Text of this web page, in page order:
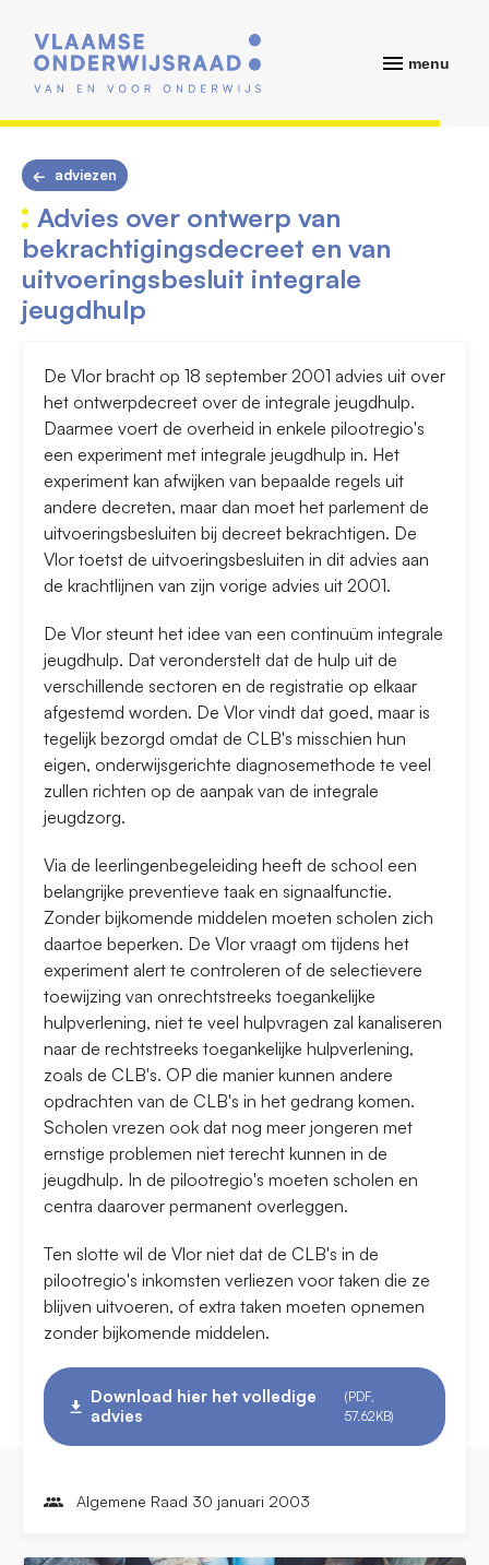
menu
adviezen
Advies over ontwerp van
bekrachtigingsdecreet en van
uitvoeringsbesluit integrale
jeugdhulp
De Vlor bracht op 18 september 2001 advies uit over
het ontwerpdecreet over de integrale jeugdhulp.
Daarmee voert de overheid in enkele pilootregio's
een experiment met integrale jeugdhulp in. Het
experiment kan afwijken van bepaalde regels uit
andere decreten, maar dan moet het parlement de
uitvoeringsbesluiten bij decreet bekrachtigen. De
Vlor toetst de uitvoeringsbesluiten in dit advies aan
de krachtlijnen van zijn vorige advies uit 2001.
De Vlor steunt het idee van een continuüm integrale
jeugdhulp. Dat veronderstelt dat de hulp uit de
verschillende sectoren en de registratie op elkaar
afgestemd worden. De Vlor vindt dat goed, maar is
tegelijk bezorgd omdat de CLB's misschien hun
eigen, onderwijsgerichte diagnosemethode te veel
zullen richten op de aanpak van de integrale
jeugdzorg.
Via de leerlingenbegeleiding heeft de school een
belangrijke preventieve taak en signaalfunctie.
Zonder bijkomende middelen moeten scholen zich
daartoe beperken. De Vlor vraagt om tijdens het
experiment alert te controleren of de selectievere
toewijzing van onrechtstreeks toegankelijke
hulpverlening, niet te veel hulpvragen zal kanaliseren
naar de rechtstreeks toegankelijke hulpverlening,
zoals de CLB's. OP die manier kunnen andere
opdrachten van de CLB's in het gedrang komen.
Scholen vrezen ook dat nog meer jongeren met
ernstige problemen niet terecht kunnen in de
jeugdhulp. In de pilootregio's moeten scholen en
centra daarover permanent overleggen.
Ten slotte wil de Vlor niet dat de CLB's in de
pilootregio's inkomsten verliezen voor taken die ze
blijven uitvoeren, of extra taken moeten opnemen
zonder bijkomende middelen.
Download hier het volledige
advies
(PDF,
57.62KB)
Algemene Raad 30 januari 2003